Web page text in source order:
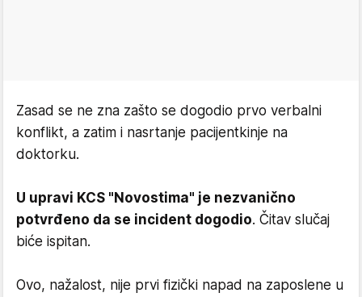
Zasad se ne zna zašto se dogodio prvo verbalni
konflikt, a zatim i nasrtanje pacijentkinje na
doktorku.
U upravi KCS "Novostima" je nezvanično
potvrđeno da se incident dogodio. Čitav slučaj
biće ispitan.
Ovo, nažalost, nije prvi fizički napad na zaposlene u